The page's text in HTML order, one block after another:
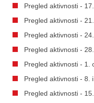
Pregled aktivnosti -
Pregled aktivnosti -
Pregled aktivnosti -
Pregled aktivnosti -
Pregled aktivnosti - 1.
Pregled aktivnosti - 8.
Pregled aktivnosti -